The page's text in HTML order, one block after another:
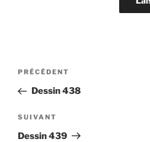
Navigation
l’article
Article
précédent
PRÉCÉDENT
Dessin 438
Article
suivant
SUIVANT
Dessin 439